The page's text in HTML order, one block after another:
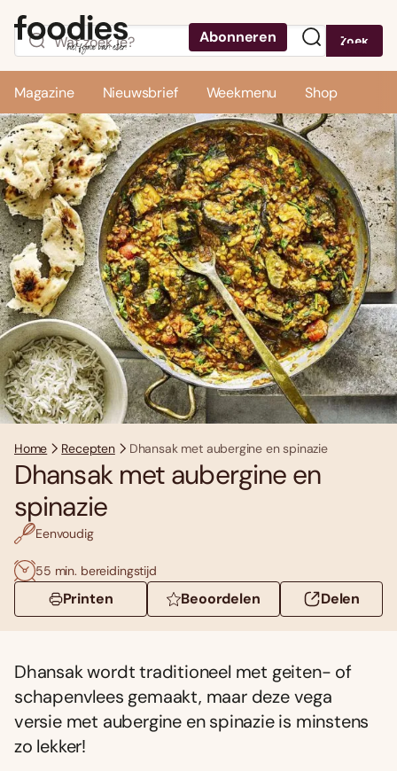
Abonneren Zoek
Magazine Nieuwsbrief Weekmenu Shop
Home Recepten Dhansak met aubergine en spinazie
Dhansak met aubergine en
spinazie
Eenvoudig
55 min. bereidingstijd
Printen Beoordelen Delen
Dhansak wordt traditioneel met geiten- of
schapenvlees gemaakt, maar deze vega
versie met aubergine en spinazie is minstens
zo lekker!